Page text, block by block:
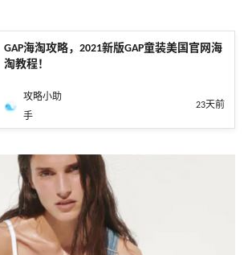
GAP海淘攻略，2021新版GAP童装美国官网海
淘教程！
攻略小助
手
23天前